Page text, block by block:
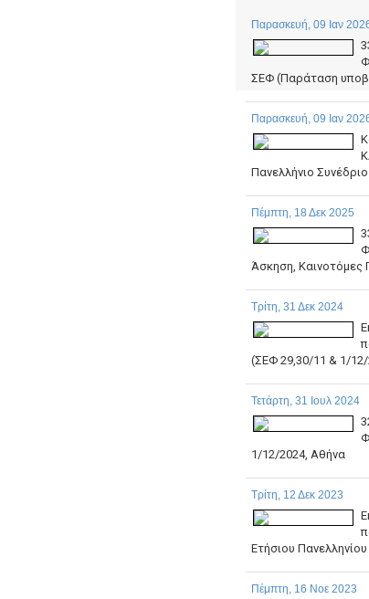
Παρασκευή, 09 Ιαν
ΣΕΦ (Παράταση
Παρασκευή, 09 Ιαν
Πανελλήνιο
Πέμπτη, 18 Δεκ 2025
Άσκηση, Καινοτόμες
Τρίτη, 31 Δεκ 2024
(ΣΕΦ 29,30/11 & 1/12/
Τετάρτη, 31 Ιουλ 2024
1/12/2024, Αθήνα
Τρίτη, 12 Δεκ 2023
Ετήσιου Πανελληνίου
Πέμπτη, 16 Νοε 2023